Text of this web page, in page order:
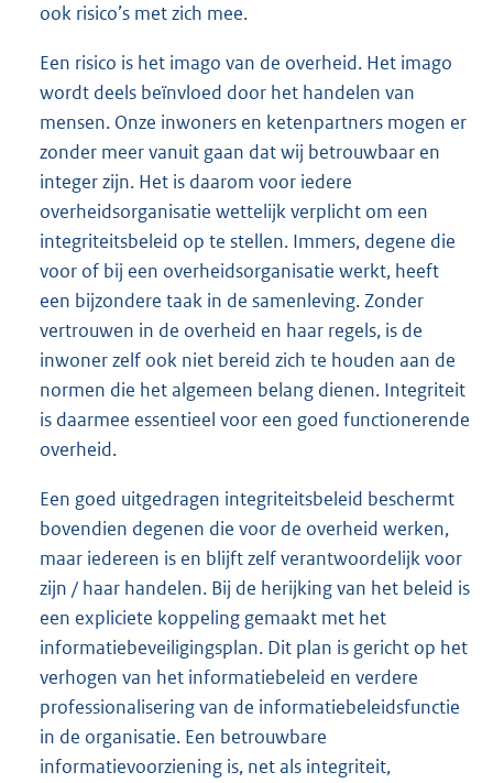
ook risico’s met zich mee.
Een risico is het imago van de overheid. Het imago
wordt deels beïnvloed door het handelen van
mensen. Onze inwoners en ketenpartners mogen er
zonder meer vanuit gaan dat wij betrouwbaar en
integer zijn. Het is daarom voor iedere
overheidsorganisatie wettelijk verplicht om een
integriteitsbeleid op te stellen. Immers, degene die
voor of bij een overheidsorganisatie werkt, heeft
een bijzondere taak in de samenleving. Zonder
vertrouwen in de overheid en haar regels, is de
inwoner zelf ook niet bereid zich te houden aan de
normen die het algemeen belang dienen. Integriteit
is daarmee essentieel voor een goed functionerende
overheid.
Een goed uitgedragen integriteitsbeleid beschermt
bovendien degenen die voor de overheid werken,
maar iedereen is en blijft zelf verantwoordelijk voor
zijn / haar handelen. Bij de herijking van het beleid is
een expliciete koppeling gemaakt met het
informatiebeveiligingsplan. Dit plan is gericht op het
verhogen van het informatiebeleid en verdere
professionalisering van de informatiebeleidsfunctie
in de organisatie. Een betrouwbare
informatievoorziening is, net als integriteit,